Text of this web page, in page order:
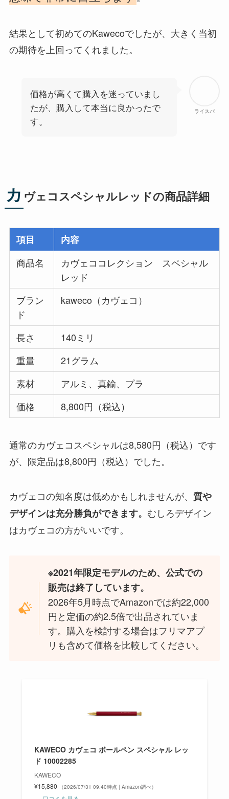
結果として初めてのKawecoでしたが、大きく当初
の期待を上回ってくれました。
ライスパ
価格が高くて購入を迷っていまし
たが、購入して本当に良かったで
す。
カ ヴェコスペシャルレッドの商品詳細
項目
内容
商品名
カヴェココレクション スペシャル
レッド
ブラン
ド
kaweco（カヴェコ）
長さ
140ミリ
重量
21グラム
素材
アルミ、真鍮、プラ
価格
8,800円（税込）
通常のカヴェコスペシャルは8,580円（税込）です
が、限定品は8,800円（税込）でした。
カヴェコの知名度は低めかもしれませんが、 質や
デザインは充分勝負ができます。 むしろデザイン
はカヴェコの方がいいです。
※2021年限定モデルのため、公式での
販売は終了しています。
2026年5月時点でAmazonでは約22,000
円と定価の約2.5倍で出品されていま
す。購入を検討する場合はフリマアプ
リも含めて価格を比較してください。
KAWECO カヴェコ ボールペン スペシャル レッ
ド 10002285
KAWECO
¥15,880
（2026/07/31 09:40時点 | Amazon調べ）